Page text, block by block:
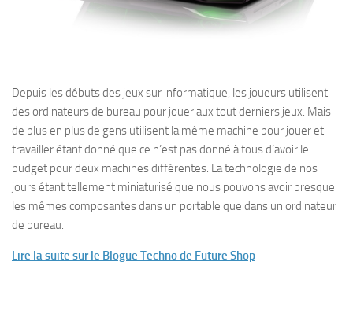
Depuis les débuts des jeux sur informatique, les joueurs utilisent
des ordinateurs de bureau pour jouer aux tout derniers jeux. Mais
de plus en plus de gens utilisent la même machine pour jouer et
travailler étant donné que ce n’est pas donné à tous d’avoir le
budget pour deux machines différentes. La technologie de nos
jours étant tellement miniaturisé que nous pouvons avoir presque
les mêmes composantes dans un portable que dans un ordinateur
de bureau.
Lire la suite sur le Blogue Techno de Future Shop